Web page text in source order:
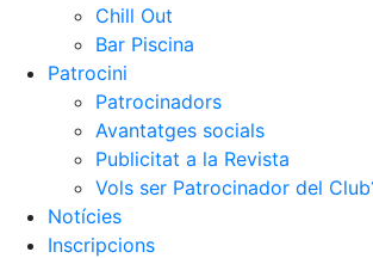
Chill Out
Bar Piscina
Patrocini
Patrocinadors
Avantatges socials
Publicitat a la Revista
Vols ser Patrocinador del
Notícies
Inscripcions
Vols ser Patrocinador del Club?
Inscripcions